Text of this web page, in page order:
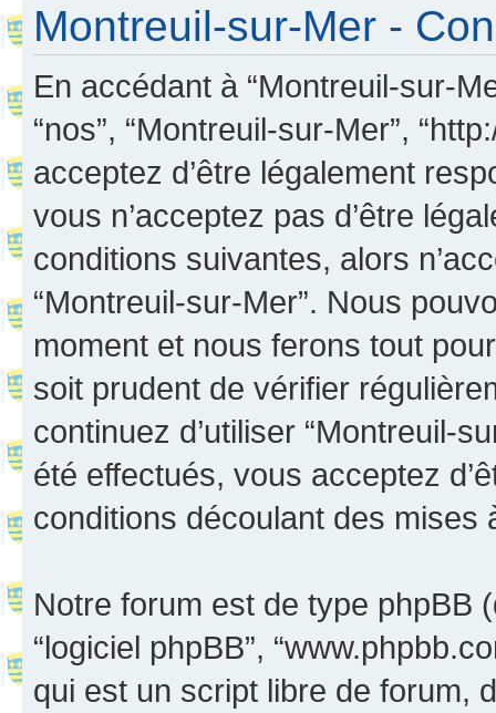
Montreuil-sur-Mer -
En accédant à “Montreuil-sur-
“nos”, “Montreuil-sur-Mer”,
acceptez d’être légalement
vous n’acceptez pas d’être
conditions suivantes, alors
“Montreuil-sur-Mer”. Nous
moment et nous ferons tout
soit prudent de vérifier
continuez d’utiliser “Montreuil-
été effectués, vous acceptez
conditions découlant des mises
Notre forum est de type phpBB
“logiciel phpBB”,
qui est un script libre de forum,